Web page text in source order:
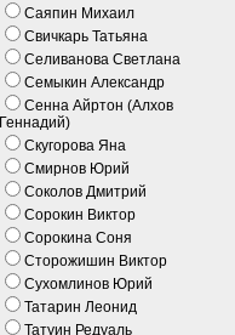
Саяпин Михаил
Свичкарь Татьяна
Селиванова Светлана
Семыкин Александр
Сенна Айртон (Алхов
Геннадий)
Скугорова Яна
Смирнов Юрий
Соколов Дмитрий
Сорокин Виктор
Сорокина Соня
Сторожишин Виктор
Сухомлинов Юрий
Татарин Леонид
Татуин Редуаль